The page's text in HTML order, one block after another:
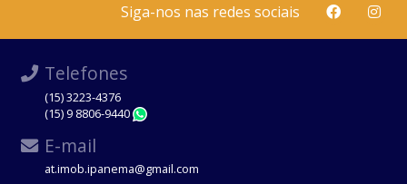
Siga-nos nas redes sociais
Telefones
(15) 3223-4376
(15) 9 8806-9440
E-mail
at.imob.ipanema@gmail.com